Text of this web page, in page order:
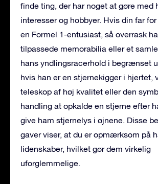
finde ting, der har noget at gøre med
interesser og hobbyer. Hvis din far
en Formel 1-entusiast, så overrask
tilpassede memorabilia eller et
hans yndlingsracerhold i begrænset
hvis han er en stjernekigger i hjertet,
teleskop af høj kvalitet eller den
handling at opkalde en stjerne efter
give ham stjernelys i øjnene. Disse
gaver viser, at du er opmærksom på
lidenskaber, hvilket gør dem virkelig
uforglemmelige.